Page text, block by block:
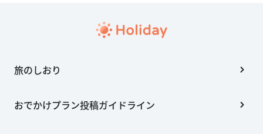
旅のしおり
おでかけプラン投稿ガイドライン